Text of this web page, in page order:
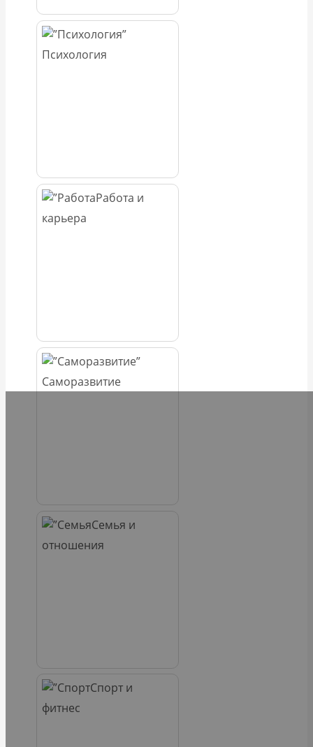
Психология
Работа и
карьера
Саморазвитие
Семья и
отношения
Спорт и
фитнес